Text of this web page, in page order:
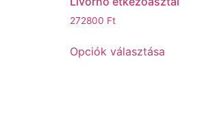
272800 Ft
Opciók választása